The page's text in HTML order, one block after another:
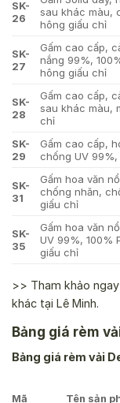
SK-
26
sau khác màu,
hông giấu chỉ
SK-
27
Gấm cao cấp,
nắng 99%,
hông giấu chỉ
SK-
28
Gấm cao cấp,
sau khác màu,
chỉ
SK-
29
Gấm cao cấp,
chống UV
SK-
31
Gấm hoa văn
chống nhăn,
giấu chỉ
SK-
35
Gấm hoa văn
UV 99%, 100%
giấu chỉ
>> Tham khảo ngay
khác tại Lê Minh.
Bảng giá rèm
Bảng giá rèm vải
Mã Tên sản